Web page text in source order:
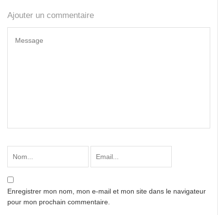
Ajouter un commentaire
Enregistrer mon nom, mon e-mail et mon site dans le navigateur
pour mon prochain commentaire.